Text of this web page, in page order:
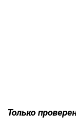
Только